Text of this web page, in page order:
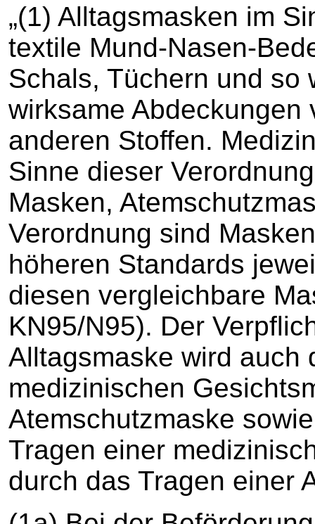
„(1) Alltagsmasken im
textile Mund-Nasen-
Schals, Tüchern und so
wirksame
anderen Stoffen.
Sinne dieser
Masken,
Verordnung sind
höheren Standards
diesen vergleichbare
KN95/N95). Der
Alltagsmaske wird auch
medizinischen
Atemschutzmaske
Tragen einer
durch das Tragen einer